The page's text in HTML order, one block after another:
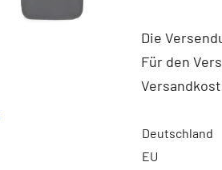
Die
Für den
Deutschland
EU